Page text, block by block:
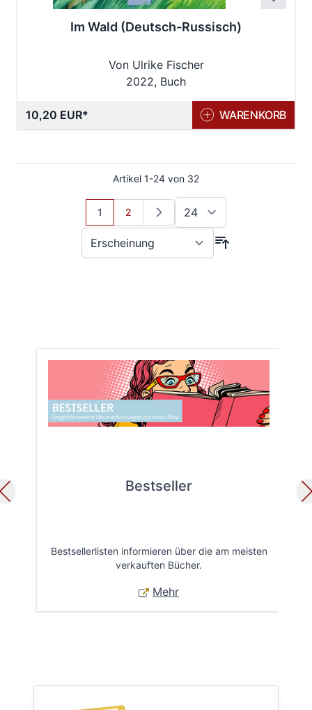
Im Wald (Deutsch-Russisch)
Von Ulrike Fischer
2022, Buch
10,20 EUR WARENKORB
Artikel 1-24 von 32
Sie lesen gerade Seite
1 Seite
2
Bestseller
Bestsellerlisten informieren über die am meisten
verkauften Bücher.
Mehr